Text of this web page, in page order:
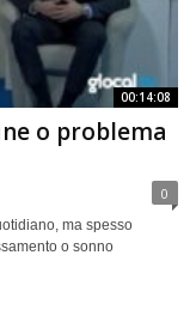
00:14:08
o problema
0
ma spesso
o sonno